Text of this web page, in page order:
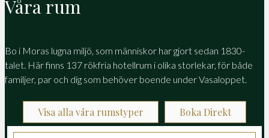
Våra rum
Bo i Moras lugna miljö, som människor har gjort sedan 1830-
talet. Här finns 137 rökfria hotellrum i olika storlekar, för både
familjer, par och dig som behöver boende under Vasaloppet.
Visa alla våra rumstyper Boka Direkt